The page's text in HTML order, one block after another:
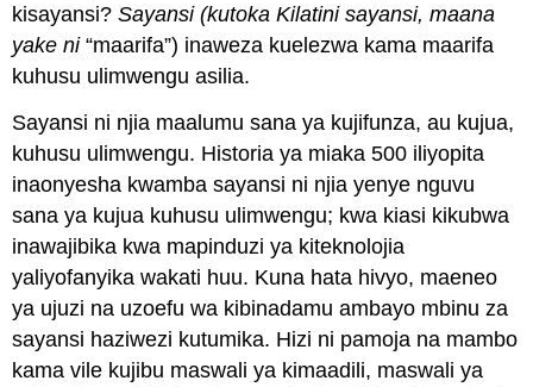
kisayansi?Sayansi (kutoka Kilatini sayansi, maana
yake ni“maarifa”) inaweza kuelezwa kama maarifa
kuhusu ulimwengu asilia.
Sayansi ni njia maalumu sana ya kujifunza, au kujua,
kuhusu ulimwengu. Historia ya miaka 500 iliyopita
inaonyesha kwamba sayansi ni njia yenye nguvu
sana ya kujua kuhusu ulimwengu; kwa kiasi kikubwa
inawajibika kwa mapinduzi ya kiteknolojia
yaliyofanyika wakati huu. Kuna hata hivyo, maeneo
ya ujuzi na uzoefu wa kibinadamu ambayo mbinu za
sayansi haziwezi kutumika. Hizi ni pamoja na mambo
kama vile kujibu maswali ya kimaadili, maswali ya